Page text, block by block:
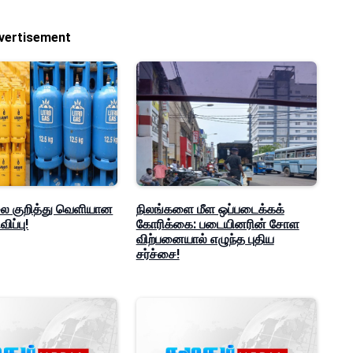
குறித்து வெளியான
நிலங்களை மீள ஒப்படைக்கக்
கோரிக்கை: படையினரின் சோள
விற்பனையால் எழுந்த புதிய
சர்ச்சை!